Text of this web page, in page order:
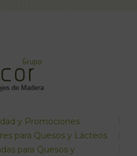
y Promociones
para Quesos y Lácteos
para Quesos y